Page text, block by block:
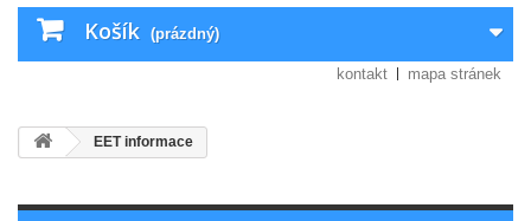
Košík (prázdný)
kontakt mapa stránek
EET informace